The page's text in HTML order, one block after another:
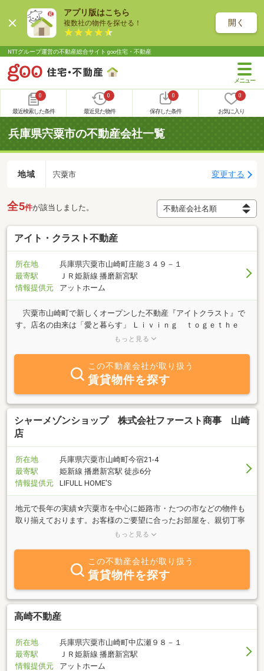
アプリ版はこちら
複数社の物件を探せる！ 開く
NTTグループ運営の不動産総合サイト goo住宅・不動産
0
最近検索した条件
0
最近見た物件
0
保存した条件
0
お気に入り
兵庫県宍粟市の不動産会社一覧
地域 宍粟市 変更する
全5件が該当しました。
アイト・クラスト不動産
所在地
兵庫県宍粟市山崎町庄能３４９－１
最寄駅
ＪＲ姫新線 播磨新宮駅
情報提供元
アットホーム
宍粟市山崎町で新しくオープンした不動産『アイトクラスト』で
す。店名の由来は「愛と暮らす」 Ｌｉｖｉｎｇ ｔｏｇｅｔｈｅ
ｒ ｗｉｔｈ ｌｏｖｅ（愛と共に暮らす）をモットーに、 いつも
長年に渡り携わってきた、飲食業・接客業の経験を活かし、 不動産
と言う業界の「暗」なイメージを一新したいと考えております。
お客様と同じ目線で対話できる不動産店として、 賃貸を中心に、売
買、空き家に関する相談等、不動産のさまざまな相談を 幅広く承り
ます。どうぞよろしくお願いします。
もっと見る
この不動産会社が取り扱う
賃貸物件を探す
シャーメゾンショップ 株式会社ファースト商事 山崎
店
所在地
兵庫県宍粟市山崎町今宿21-4
最寄駅
姫新線 播磨新宮駅 徒歩6分
情報提供元
LIFULL HOME'S
地元で長年の実績☆宍粟市を中心に姫路市・たつの市などの物件も
取り揃えております。お客様のご要望に合ったお部屋を、親切丁寧
をモットーにご案内させて頂きます。お部屋探しはファースト商事
もっと見る
この不動産会社が取り扱う
賃貸物件を探す
高崎不動産
所在地
兵庫県宍粟市山崎町中広瀬９８－１
最寄駅
ＪＲ姫新線 播磨新宮駅
情報提供元
アットホーム